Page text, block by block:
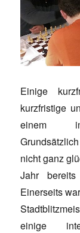
Einige
kurzfristige
einem
nicht ganz
Jahr
Einerseits
einige